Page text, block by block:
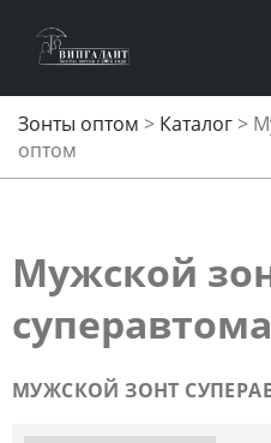
Зонты оптом > Каталог>
оптом
Мужской
МУЖСКОЙ ЗОНТ